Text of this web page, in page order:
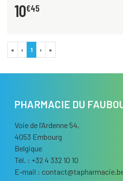
10€45
« ‹ 1 › »
PHARMACIE DU
Voie de l’Ardenne 54,
4053 Embourg
Belgique
Tél. : +32 4 332 10 10
E-mail : contact@